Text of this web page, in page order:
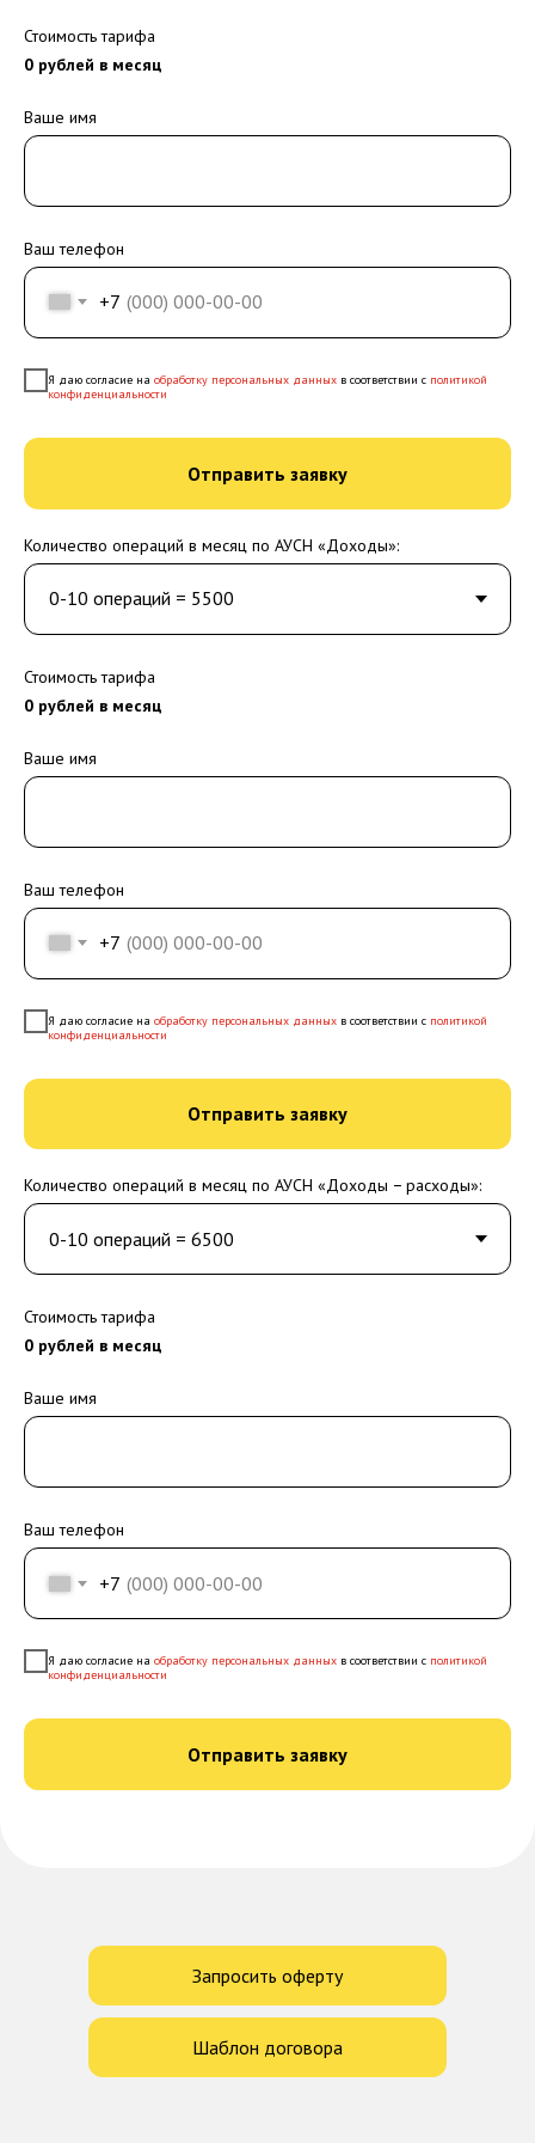
Стоимость тарифа
0 рублей в месяц
Ваше имя
Ваш телефон
+7
Я даю согласие на обработку персональных данных в соответствии с политикой
конфиденциальности
Отправить заявку
Количество операций в месяц по АУСН «Доходы»:
Стоимость тарифа
0 рублей в месяц
Ваше имя
Ваш телефон
+7
Я даю согласие на обработку персональных данных в соответствии с политикой
конфиденциальности
Отправить заявку
Количество операций в месяц по АУСН «Доходы − расходы»:
Стоимость тарифа
0 рублей в месяц
Ваше имя
Ваш телефон
+7
Я даю согласие на обработку персональных данных в соответствии с политикой
конфиденциальности
Отправить заявку
Запросить оферту
Шаблон договора